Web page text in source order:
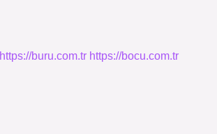
https://buru.com.tr https://bocu.com.tr